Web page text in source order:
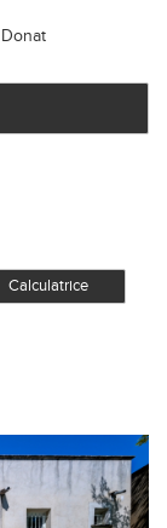
Calculatrice